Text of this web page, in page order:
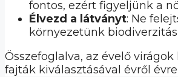
fontos, ezért figyeljünk a
Élvezd a látványt: Ne
környezetünk
Összefoglalva, az évelő
fajták kiválasztásával évről